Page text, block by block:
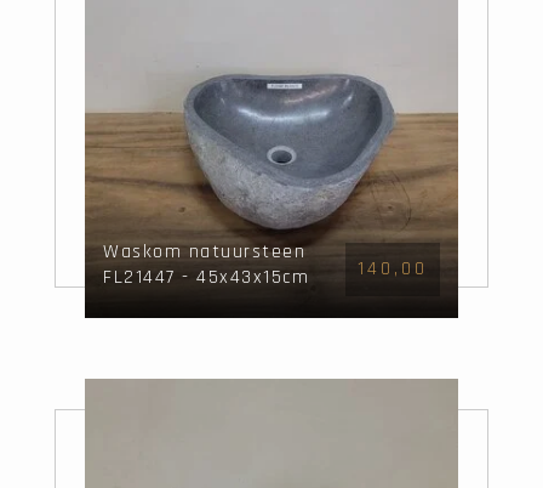
Waskom natuursteen
FL21447 - 45x43x15cm
140,00